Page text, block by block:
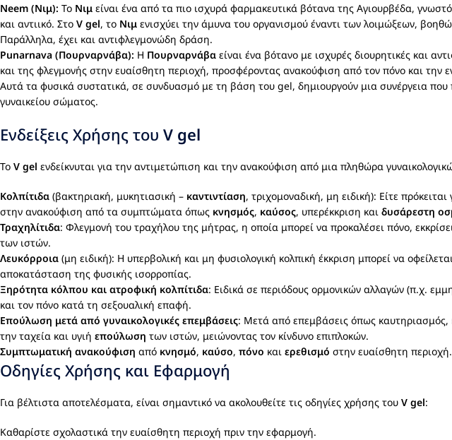
Neem (Νιμ): Το Νιμ είναι ένα από τα πιο ισχυρά φαρμακευτικά βότανα της Αγιουρβέδα,
και αντιικό. Στο V gel, το Νιμ ενισχύει την άμυνα του οργανισμού έναντι των λοιμώξεων,
Παράλληλα, έχει και αντιφλεγμονώδη δράση.
Punarnava (Πουρναρνάβα): Η Πουρναρνάβα είναι ένα βότανο με ισχυρές διουρητικές και
και της φλεγμονής στην ευαίσθητη περιοχή, προσφέροντας ανακούφιση από τον πόνο και την
Αυτά τα φυσικά συστατικά, σε συνδυασμό με τη βάση του gel, δημιουργούν μια συνέργεια
γυναικείου σώματος.
Ενδείξεις Χρήσης του V gel
Το V gel ενδείκνυται για την αντιμετώπιση και την ανακούφιση από μια πληθώρα
Κολπίτιδα (βακτηριακή, μυκητιασική – καντιντίαση, τριχομοναδική, μη ειδική): Είτε
στην ανακούφιση από τα συμπτώματα όπως κνησμός, καύσος, υπερέκκριση και δυσάρεστη
Τραχηλίτιδα: Φλεγμονή του τραχήλου της μήτρας, η οποία μπορεί να προκαλέσει πόνο,
των ιστών.
Λευκόρροια (μη ειδική): Η υπερβολική και μη φυσιολογική κολπική έκκριση μπορεί να
αποκατάσταση της φυσικής ισορροπίας.
Ξηρότητα κόλπου και ατροφική κολπίτιδα: Ειδικά σε περιόδους ορμονικών αλλαγών (π.χ.
και τον πόνο κατά τη σεξουαλική επαφή.
Επούλωση μετά από γυναικολογικές επεμβάσεις: Μετά από επεμβάσεις όπως καυτηριασμός,
την ταχεία και υγιή επούλωση των ιστών, μειώνοντας τον κίνδυνο επιπλοκών.
Συμπτωματική ανακούφιση από κνησμό, καύσο, πόνο και ερεθισμό στην ευαίσθητη περιοχή.
Οδηγίες Χρήσης και Εφαρμογή
Για βέλτιστα αποτελέσματα, είναι σημαντικό να ακολουθείτε τις οδηγίες χρήσης του V gel:
Καθαρίστε σχολαστικά την ευαίσθητη περιοχή πριν την εφαρμογή.